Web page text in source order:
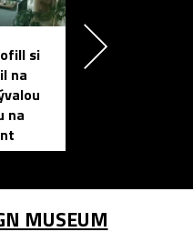
si
na
na
MUSEUM